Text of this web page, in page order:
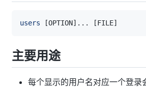
users [OPTION] .. . [FILE]
主要用途
每个显示的用户名对应一个登录